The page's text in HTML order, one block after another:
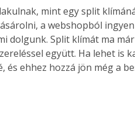
mint egy split
a webshopból
dolgunk. Split klímát ma
együtt. Ha lehet is
ehhez hozzá jön még a